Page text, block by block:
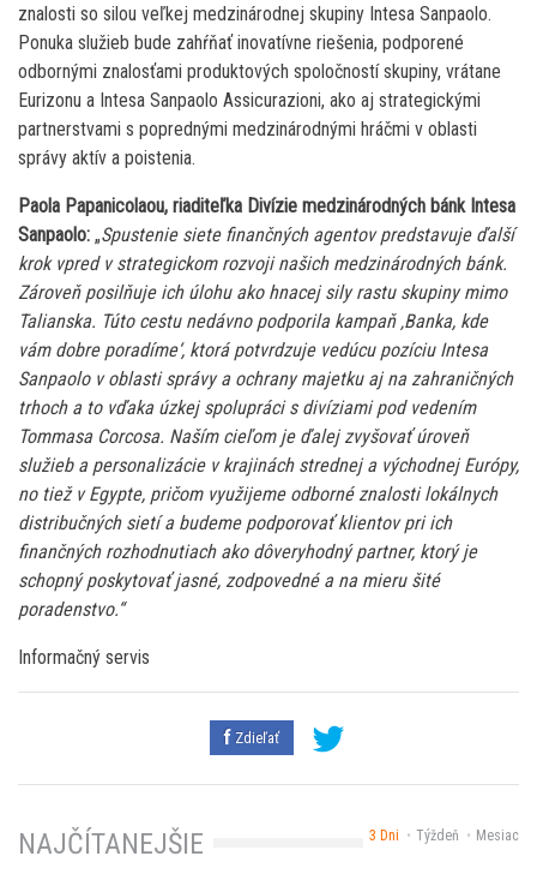
znalosti so silou veľkej medzinárodnej skupiny Intesa Sanpaolo.
Ponuka služieb bude zahŕňať inovatívne riešenia, podporené
odbornými znalosťami produktových spoločností skupiny, vrátane
Eurizonu a Intesa Sanpaolo Assicurazioni, ako aj strategickými
partnerstvami s poprednými medzinárodnými hráčmi v oblasti
správy aktív a poistenia.
Paola Papanicolaou, riaditeľka Divízie medzinárodných bánk Intesa
Sanpaolo: „Spustenie siete finančných agentov predstavuje ďalší
krok vpred v strategickom rozvoji našich medzinárodných bánk.
Zároveň posilňuje ich úlohu ako hnacej sily rastu skupiny mimo
Talianska. Túto cestu nedávno podporila kampaň ‚Banka, kde
vám dobre poradíme‘, ktorá potvrdzuje vedúcu pozíciu Intesa
Sanpaolo v oblasti správy a ochrany majetku aj na zahraničných
trhoch a to vďaka úzkej spolupráci s divíziami pod vedením
Tommasa Corcosa. Naším cieľom je ďalej zvyšovať úroveň
služieb a personalizácie v krajinách strednej a východnej Európy,
no tiež v Egypte, pričom využijeme odborné znalosti lokálnych
distribučných sietí a budeme podporovať klientov pri ich
finančných rozhodnutiach ako dôveryhodný partner, ktorý je
schopný poskytovať jasné, zodpovedné a na mieru šité
poradenstvo.“
Informačný servis
Zdieľať
3 Dni Týždeň Mesiac
NAJČÍTANEJŠIE